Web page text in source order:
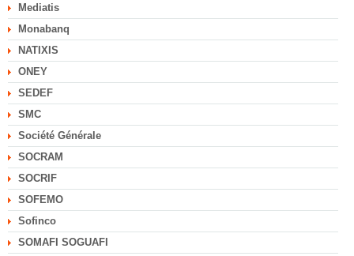
Mediatis
Monabanq
NATIXIS
ONEY
SEDEF
SMC
Société Générale
SOCRAM
SOCRIF
SOFEMO
Sofinco
SOMAFI SOGUAFI